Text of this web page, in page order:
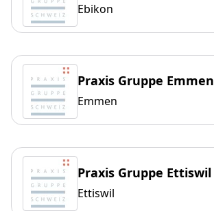
Ebikon
Praxis Gruppe Emmen
Emmen
Praxis Gruppe Ettiswil
Ettiswil